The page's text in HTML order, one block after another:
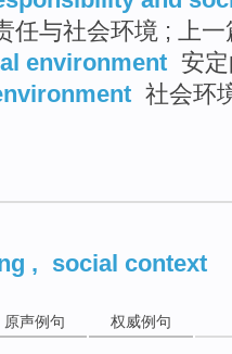
任与社会环境 ; 上一
environment 安
社会环
, social context
原声例句 权威例句